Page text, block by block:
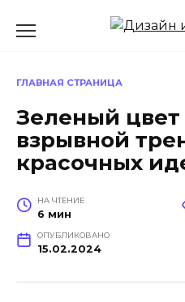
ГЛАВНАЯ СТРАНИЦА
Зеленый цвет
взрывной
красочных
НА ЧТЕНИЕ
6 мин
ОПУБЛИКОВАНО
15.02.2024